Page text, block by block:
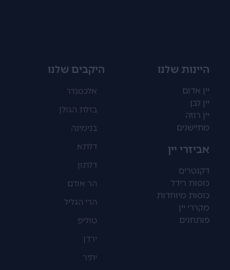
היינות שלנו
יין אדום
יין לבן
יין רוזה
מתיישנים
אביזרי יין
דקנטרים
כוסות רידל
כוסות מיוחדות
מקררי יין
פותחנים
היקבים שלנו
אלכסנדר
בזלת הגולן
בנימינה
דלתא
דלתון
הר אודם
הרי הגליל
טוליפ
ירדן
יתיר